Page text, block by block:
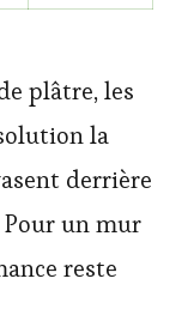
plâtre, les
la
derrière
un mur
reste